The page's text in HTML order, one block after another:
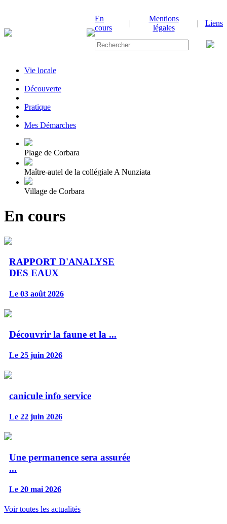
En
cours
|
Mentions
légales
| Liens
Vie locale
|Découverte
|Pratique
|Mes Démarches
Plage de Corbara
Maître-autel de la collégiale A Nunziata
Village de Corbara
En cours
RAPPORT D'ANALYSE
DES EAUX
Le 03 août 2026
Découvrir la faune et la ...
Le 25 juin 2026
canicule info service
Le 22 juin 2026
Une permanence sera assurée
...
Le 20 mai 2026
Voir toutes les actualités